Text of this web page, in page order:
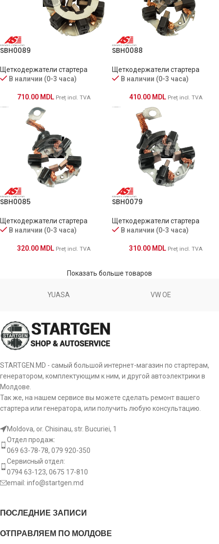
SBH0089
Щеткодержатели стартера
В наличии (0-3 часа)
710.00 MDL Preț incl. TVA
SBH0088
Щеткодержатели стартера
В наличии (0-3 часа)
410.00 MDL Preț incl. TVA
SBH0085
Щеткодержатели стартера
В наличии (0-3 часа)
320.00 MDL Preț incl. TVA
SBH0079
Щеткодержатели стартера
В наличии (0-3 часа)
310.00 MDL Preț incl. TVA
Показать больше товаров
YUASA VW OE
STARTGEN.MD - самый большой интернет-магазин по стартерам,
генератором, комплектующим к ним, и другой автоэлектрики в
Молдове.
Так же, на нашем сервисе вы можете сделать ремонт вашего
стартера или генератора, или получить любую консультацию.
Moldova, or. Chisinau, str. Bucuriei, 1
Отдел продаж:
069 63-78-78, 079 920-350
Сервисный отдел:
0794 63-123, 0675 17-810
email: info@startgen.md
ПОСЛЕДНИЕ ЗАПИСИ
ОТПРАВЛЯЕМ ПО МОЛДОВЕ